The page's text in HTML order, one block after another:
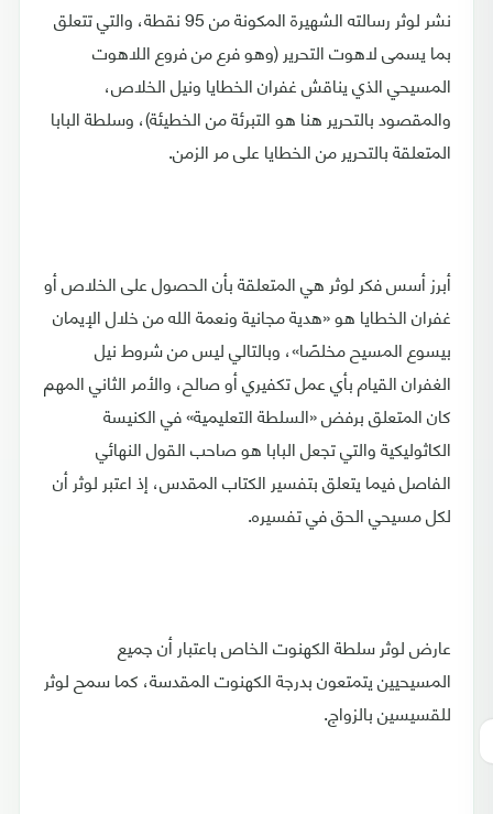
نشر لوثر رسالته الشهيرة المكونة من 95 نقطة، والتي تتعلق
بما يسمى لاهوت التحرير (وهو فرع من فروع اللاهوت
المسيحي الذي يناقش غفران الخطايا ونيل الخلاص،
والمقصود بالتحرير هنا هو التبرئة من الخطيئة)، وسلطة البابا
المتعلقة بالتحرير من الخطايا على مر الزمن.
أبرز أسس فكر لوثر هي المتعلقة بأن الحصول على الخلاص أو
غفران الخطايا هو «هدية مجانية ونعمة الله من خلال الإيمان
بيسوع المسيح مخلصًا»، وبالتالي ليس من شروط نيل
الغفران القيام بأي عمل تكفيري أو صالح، والأمر الثاني المهم
كان المتعلق برفض «السلطة التعليمية» في الكنيسة
الكاثوليكية والتي تجعل البابا هو صاحب القول النهائي
الفاصل فيما يتعلق بتفسير الكتاب المقدس، إذ اعتبر لوثر أن
لكل مسيحي الحق في تفسيره.
عارض لوثر سلطة الكهنوت الخاص باعتبار أن جميع
المسيحيين يتمتعون بدرجة الكهنوت المقدسة، كما سمح لوثر
للقسيسين بالزواج.